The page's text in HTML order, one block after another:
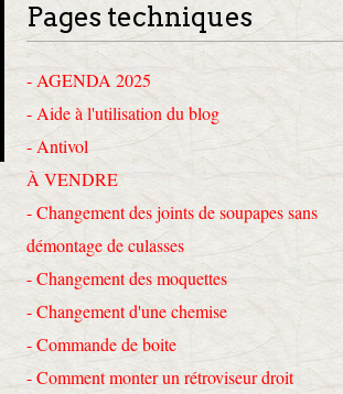
Pages techniques
- AGENDA 2025
- Aide à l'utilisation du blog
- Antivol
À VENDRE
- Changement des joints de soupapes sans
démontage de culasses
- Changement des moquettes
- Changement d'une chemise
- Commande de boite
- Comment monter un rétroviseur droit